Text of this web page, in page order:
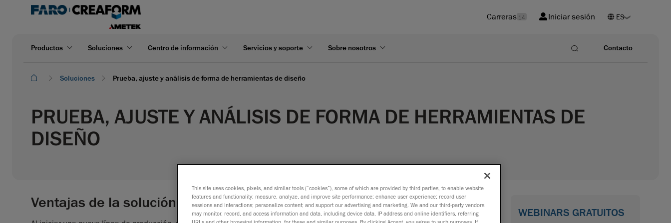
Carreras 14 Iniciar sesión
Productos Soluciones Centro de información Servicios y soporte Sobre nosotros Contacto
Soluciones Prueba, ajuste y análisis de forma de herramientas de diseño
PRUEBA, AJUSTE Y ANÁLISIS DE FORMA DE HERRAMIENTAS DE
DISEÑO
Ventajas de la solución MetraSCAN 3D
WEBINARS GRATUITOS
This site uses cookies, pixels, and similar tools (“cookies”), some of which are provided by third parties, to enable website
features and functionality; measure, analyze, and improve site performance; enhance user experience; record user
sessions and interactions; personalize content; and support our advertising and marketing. We and our third-party vendors
may monitor, record, and access information and data, including device data, IP address and online identifiers, referring
URLs and other browsing information, for these and similar purposes. By clicking Accept, you agree to such purposes. If